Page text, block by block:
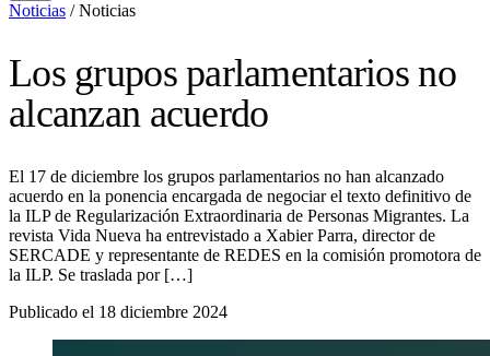
Noticias / Noticias
Los grupos parlamentarios no
alcanzan acuerdo
El 17 de diciembre los grupos parlamentarios no han alcanzado
acuerdo en la ponencia encargada de negociar el texto definitivo de
la ILP de Regularización Extraordinaria de Personas Migrantes. La
revista Vida Nueva ha entrevistado a Xabier Parra, director de
SERCADE y representante de REDES en la comisión promotora de
la ILP. Se traslada por […]
Publicado el 18 diciembre 2024